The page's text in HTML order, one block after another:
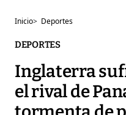
Inicio> Deportes
DEPORTES
Inglaterra
el rival de